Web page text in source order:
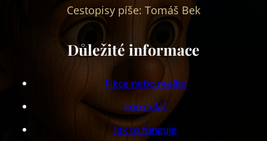
Cestopisy píše: Tomáš Bek
Důležité informace
Fikce nebo realita
Formulář
Jak to funguje